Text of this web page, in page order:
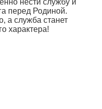
нести службу и
перед Родиной.
а служба станет
характера!